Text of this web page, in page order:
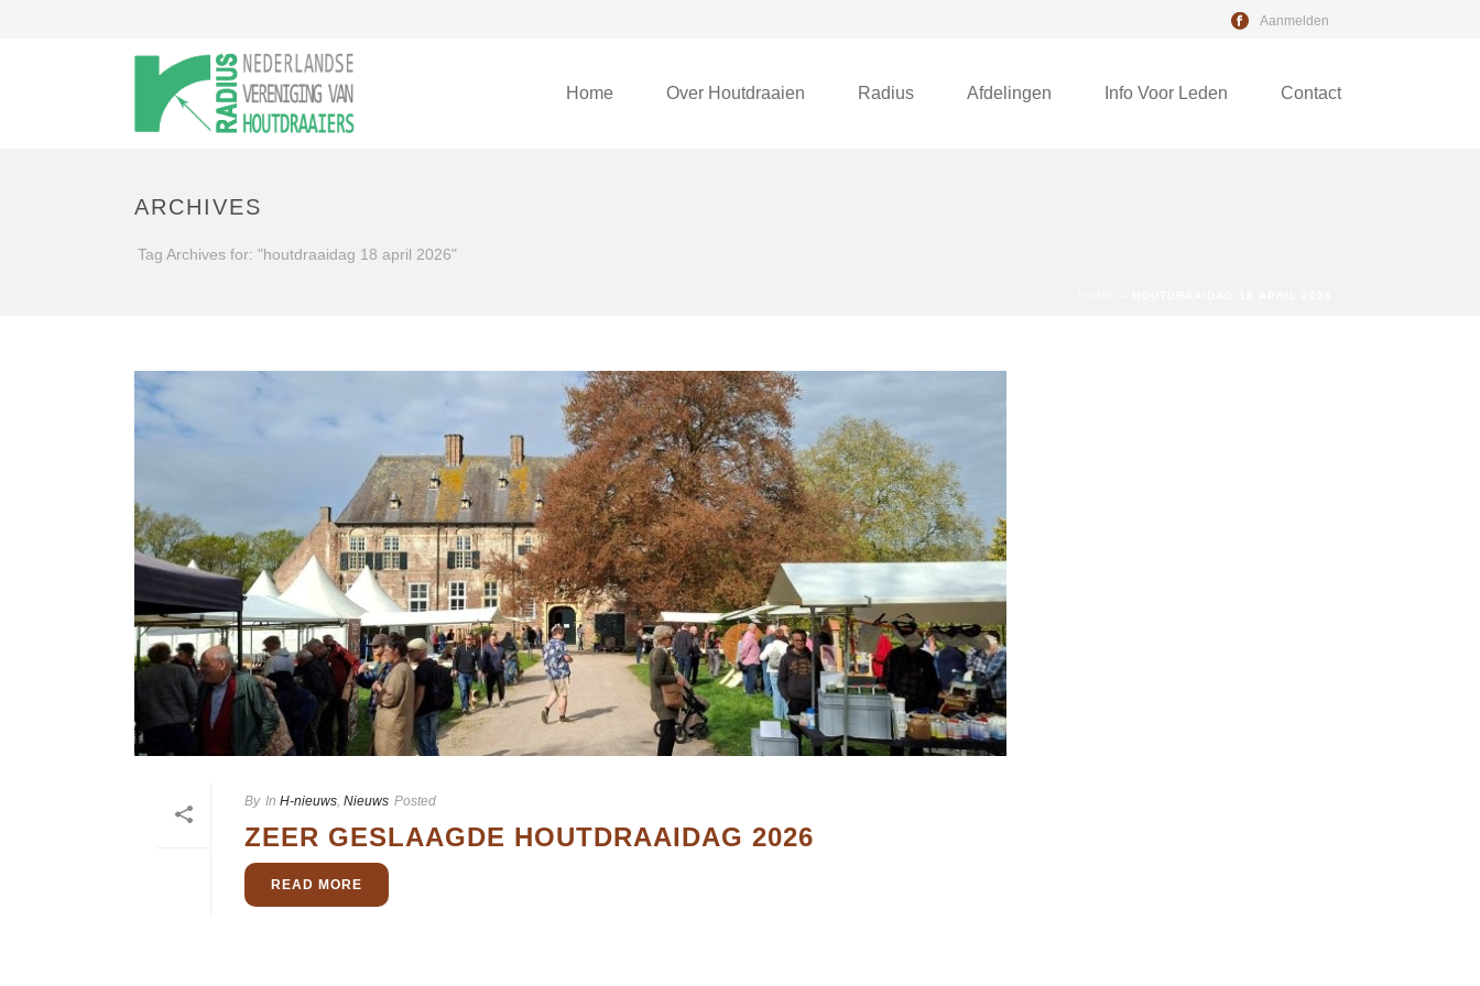
Aanmelden
Home Over Houtdraaien Radius Afdelingen Info Voor Leden Contact
ARCHIVES
Tag Archives for: "houtdraaidag 18 april 2026"
By In H-nieuws, Nieuws Posted
ZEER GESLAAGDE HOUTDRAAIDAG 2026
READ MORE